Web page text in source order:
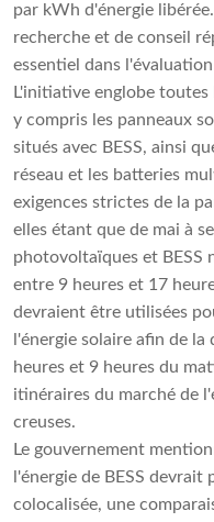
par kWh d'énergie
recherche et de conseil
essentiel dans
L'initiative englobe toutes
y compris les panneaux
situés avec BESS, ainsi
réseau et les batteries
exigences strictes de la
elles étant que de mai à
photovoltaïques et
entre 9 heures et 17
devraient être utilisées
l'énergie solaire afin de
heures et 9 heures du
itinéraires du marché de
creuses.
Le gouvernement
l'énergie de BESS
colocalisée, une